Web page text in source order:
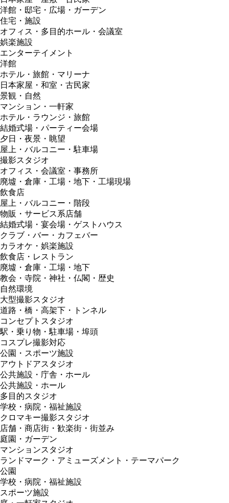
洋館・邸宅・広場・ガーデン
住宅・施設
オフィス・多目的ホール・会議室
娯楽施設
エンターテイメント
洋館
ホテル・旅館・マリーナ
日本家屋・和室・古民家
景観・自然
マンション・一軒家
ホテル・ラウンジ・旅館
結婚式場・パーティー会場
夕日・夜景・眺望
屋上・バルコニー・駐車場
撮影スタジオ
オフィス・会議室・事務所
廃墟・倉庫・工場・地下・工場現場
飲食店
屋上・バルコニー・階段
物販・サービス系店舗
結婚式場・宴会場・ゲストハウス
クラブ・バー・カフェバー
カラオケ・娯楽施設
飲食店・レストラン
廃墟・倉庫・工場・地下
教会・寺院・神社・仏閣・歴史
自然環境
大型撮影スタジオ
道路・橋・高架下・トンネル
コンセプトスタジオ
駅・乗り物・駐車場・埠頭
コスプレ撮影対応
公園・スポーツ施設
アウトドアスタジオ
公共施設・庁舎・ホール
公共施設・ホール
多目的スタジオ
学校・病院・福祉施設
クロマキー撮影スタジオ
店舗・商店街・歓楽街・街並み
庭園・ガーデン
マンションスタジオ
ランドマーク・アミューズメント・テーマパーク
公園
学校・病院・福祉施設
スポーツ施設